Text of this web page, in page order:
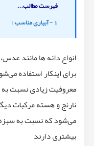
فهرست مطالب...
1 - آبیاری مناسب :
انواع دانه ها مانند
برای اینکار استفاده
معروفیت زیادی نسبت به
نارنج و هسته مرکبات
می‌شود که نسبت به سبزه
بیشتری دارند